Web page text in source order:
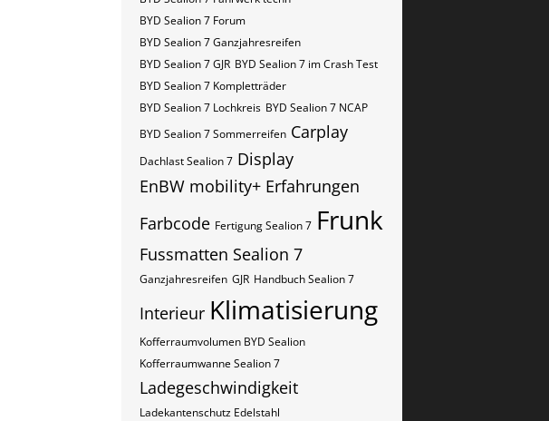
BYD Sealion 7 Forum
BYD Sealion 7 Ganzjahresreifen
BYD Sealion 7 GJR BYD Sealion 7 im Crash Test
BYD Sealion 7 Kompletträder
BYD Sealion 7 Lochkreis BYD Sealion 7 NCAP
BYD Sealion 7 Sommerreifen Carplay
Dachlast Sealion 7 Display
EnBW mobility+ Erfahrungen
Farbcode Fertigung Sealion 7 Frunk
Fussmatten Sealion 7
Ganzjahresreifen GJR Handbuch Sealion 7
Interieur Klimatisierung
Kofferraumvolumen BYD Sealion
Kofferraumwanne Sealion 7
Ladegeschwindigkeit
Ladekantenschutz Edelstahl